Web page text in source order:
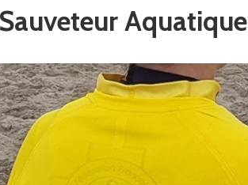
Aquatique